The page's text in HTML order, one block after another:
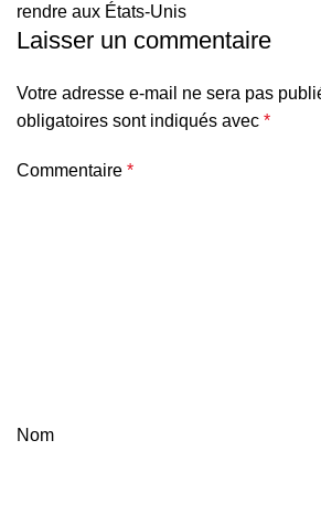
rendre aux États-Unis
Laisser un commentaire
Votre adresse e-mail ne sera pas
obligatoires sont indiqués avec *
Commentaire *
Nom